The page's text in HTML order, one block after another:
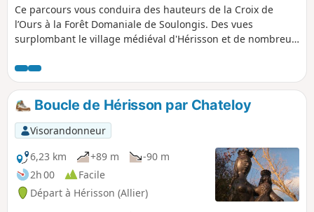
Ce parcours vous conduira des hauteurs de la Croix de
l’Ours à la Forêt Domaniale de Soulongis. Des vues
surplombant le village médiéval d'Hérisson et de nombreux
Boucle de Hérisson par Chateloy
Visorandonneur
6,23 km
+89 m
-90 m
2h 00
Facile
Départ à Hérisson (Allier)